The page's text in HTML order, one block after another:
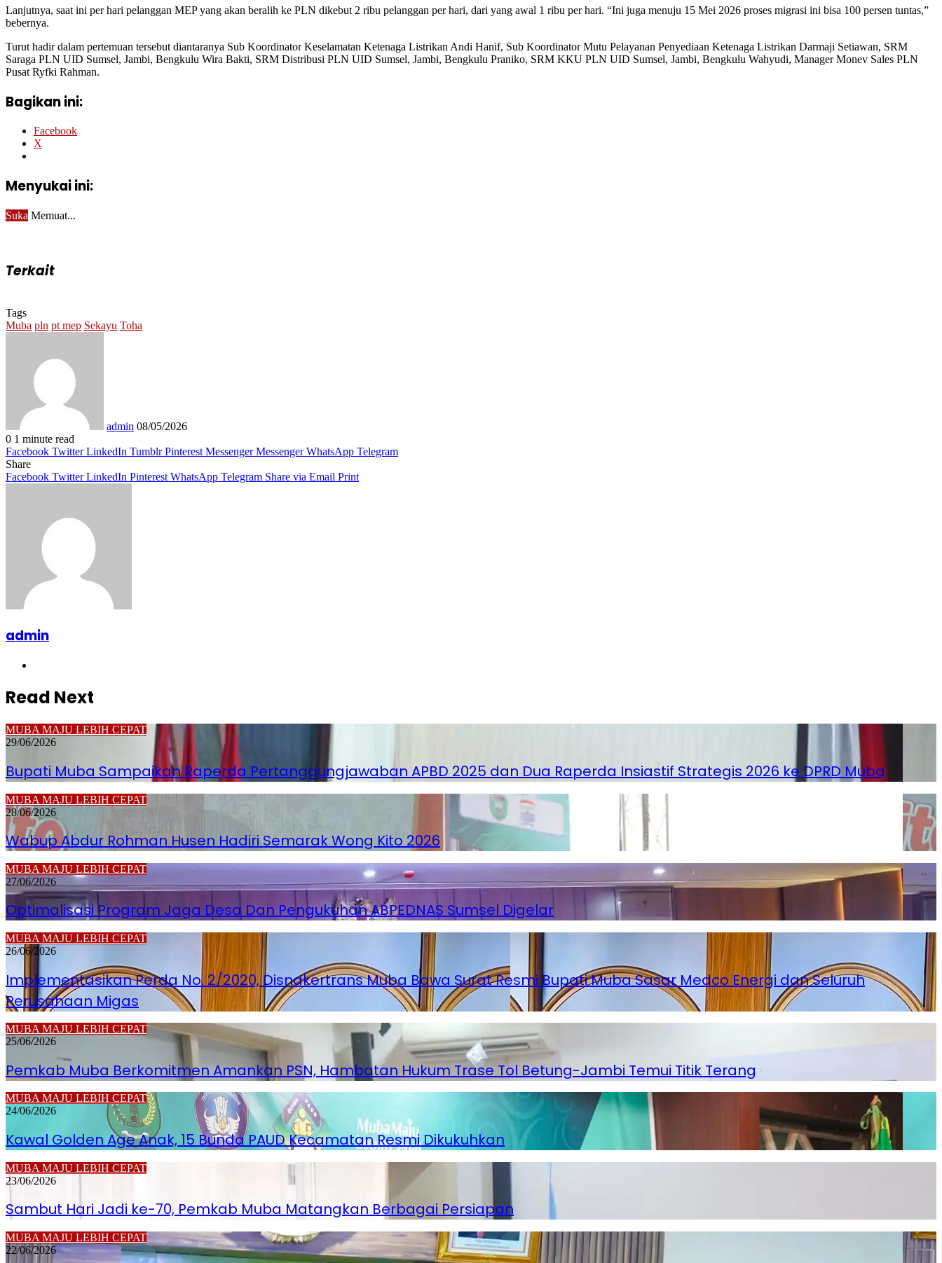
Lanjutnya, saat ini per hari pelanggan MEP yang akan beralih ke PLN dikebut 2 ribu pelanggan per hari, dari yang awal 1 ribu per hari. “Ini juga menuju 15 Mei 2026 proses migrasi ini bisa 100 persen tuntas,”
bebernya.
Turut hadir dalam pertemuan tersebut diantaranya Sub Koordinator Keselamatan Ketenaga Listrikan Andi Hanif, Sub Koordinator Mutu Pelayanan Penyediaan Ketenaga Listrikan Darmaji Setiawan, SRM
Saraga PLN UID Sumsel, Jambi, Bengkulu Wira Bakti, SRM Distribusi PLN UID Sumsel, Jambi, Bengkulu Praniko, SRM KKU PLN UID Sumsel, Jambi, Bengkulu Wahyudi, Manager Monev Sales PLN
Pusat Ryfki Rahman.
Bagikan ini:
Facebook
X
Menyukai ini:
Suka Memuat...
Terkait
Tags
Muba pln pt mep Sekayu Toha
admin 08/05/2026
0 1 minute read
Facebook Twitter LinkedIn Tumblr Pinterest Messenger Messenger WhatsApp Telegram
Share
Facebook Twitter LinkedIn Pinterest WhatsApp Telegram Share via Email Print
admin
Read Next
MUBA MAJU LEBIH CEPAT
29/06/2026
Bupati Muba Sampaikan Raperda Pertanggungjawaban APBD 2025 dan Dua Raperda Insiastif Strategis 2026 ke DPRD Muba
MUBA MAJU LEBIH CEPAT
28/06/2026
Wabup Abdur Rohman Husen Hadiri Semarak Wong Kito 2026
MUBA MAJU LEBIH CEPAT
27/06/2026
Optimalisasi Program Jaga Desa Dan Pengukuhan ABPEDNAS Sumsel Digelar
MUBA MAJU LEBIH CEPAT
26/06/2026
Implementasikan Perda No. 2/2020, Disnakertrans Muba Bawa Surat Resmi Bupati Muba Sasar Medco Energi dan Seluruh
Perusahaan Migas
MUBA MAJU LEBIH CEPAT
25/06/2026
Pemkab Muba Berkomitmen Amankan PSN, Hambatan Hukum Trase Tol Betung-Jambi Temui Titik Terang
MUBA MAJU LEBIH CEPAT
24/06/2026
Kawal Golden Age Anak, 15 Bunda PAUD Kecamatan Resmi Dikukuhkan
MUBA MAJU LEBIH CEPAT
23/06/2026
Sambut Hari Jadi ke-70, Pemkab Muba Matangkan Berbagai Persiapan
MUBA MAJU LEBIH CEPAT
22/06/2026